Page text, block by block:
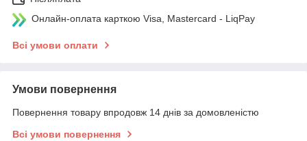
Онлайн-оплата карткою Visa, Mastercard - LiqPay
Всі умови оплати
Умови повернення
Повернення товару впродовж 14 днів за домовленістю
Всі умови повернення